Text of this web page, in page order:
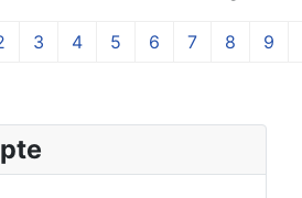
3 4 5 6 7 8 9